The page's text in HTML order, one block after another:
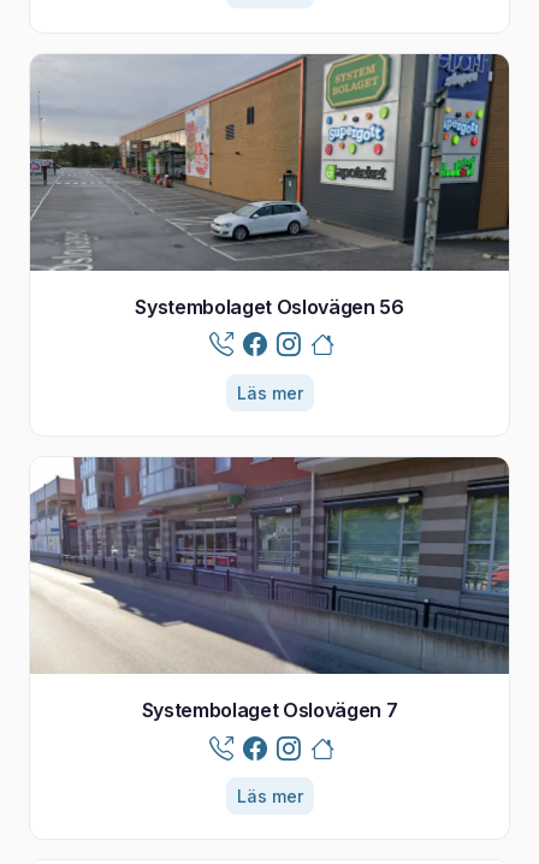
Systembolaget Oslovägen 56
Läs mer
Systembolaget Oslovägen 7
Läs mer